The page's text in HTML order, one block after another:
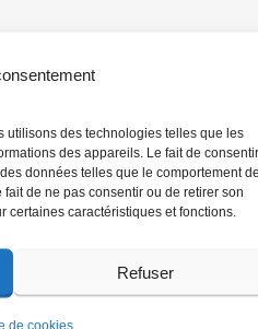
utilisons des technologies telles que les
des appareils. Le fait de
données telles que le comportement de
de ne pas consentir ou de retirer son
certaines caractéristiques et fonctions.
Refuser
de cookies